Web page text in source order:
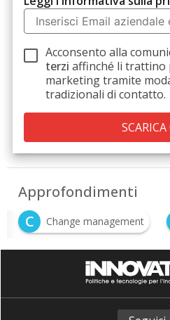
Acconsento alla
terzi affinché li trattino
marketing tramite
tradizionali di contatto.
Approfondimenti
C
Change management
I intelligenza artificiale